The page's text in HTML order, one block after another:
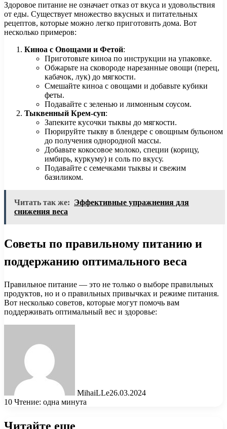
Здоровое питание не означает отказ от вкуса и удовольствия
от еды. Существует множество вкусных и питательных
рецептов, которые можно легко приготовить дома. Вот
несколько примеров:
Киноа с Овощами и Фетой:
Приготовьте киноа по инструкции на упаковке.
Обжарьте на сковороде нарезанные овощи (перец,
кабачок, лук) до мягкости.
Смешайте киноа с овощами и добавьте кубики
феты.
Подавайте с зеленью и лимонным соусом.
Тыквенный Крем-суп:
Запеките кусочки тыквы до мягкости.
Пюрируйте тыкву в блендере с овощным бульоном
до получения однородной массы.
Добавьте кокосовое молоко, специи (корицу,
имбирь, куркуму) и соль по вкусу.
Подавайте с семечками тыквы и свежим
базиликом.
Читать так же: Эффективные упражнения для
снижения веса
Советы по правильному питанию и
поддержанию оптимального веса
Правильное питание — это не только о выборе правильных
продуктов, но и о правильных привычках и режиме питания.
Вот несколько советов, которые могут помочь вам
поддерживать оптимальный вес и здоровье:
MihaiLLe26.03.2024
10 Чтение: одна минута